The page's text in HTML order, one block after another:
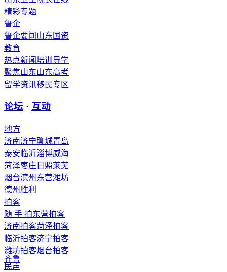
精彩专题
鲁企
鲁企要闻 山东国资
教育
热点新闻培训导学
聚焦山东山东高考
留学资讯移民专区
论坛 · 互动
地方
济南济宁聊城青岛
泰安 临沂淄博威海
菏泽枣庄 日照莱芜
烟台滨州 东营潍坊
德州 胜利
拍客
随 手 拍东营拍客
济南拍客菏泽拍客
临沂拍客济宁拍客
潍坊拍客烟台拍客
齐鲁
民声